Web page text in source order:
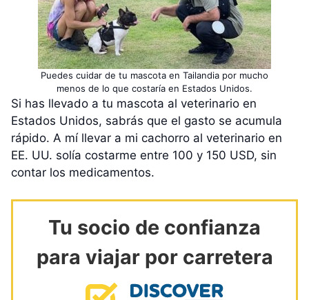
Puedes cuidar de tu mascota en Tailandia por mucho
menos de lo que costaría en Estados Unidos.
Si has llevado a tu mascota al veterinario en
Estados Unidos, sabrás que el gasto se acumula
rápido. A mí llevar a mi cachorro al veterinario en
EE. UU. solía costarme entre 100 y 150 USD, sin
contar los medicamentos.
Tu socio de confianza
para viajar por carretera